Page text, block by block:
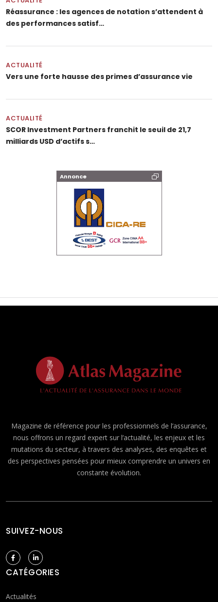
Réassurance : les agences de notation s’attendent à
des performances satisf…
ACTUALITÉ
Vers une forte hausse des primes d’assurance vie
ACTUALITÉ
SCOR Investment Partners franchit le seuil de 21,7
milliards USD d’actifs s…
Annonce
Magazine de référence pour les professionnels de l’assurance,
nous offrons un regard expert sur l’actualité, les enjeux et les
mutations du secteur, à travers des analyses, des enquêtes et
des perspectives pensées pour mieux comprendre un univers en
constante évolution.
SUIVEZ-NOUS
CATÉGORIES
Actualités